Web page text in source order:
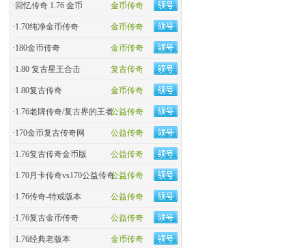
金币传奇
· 回忆传奇 1.76 金币
金币传奇
·1.70纯净金币传奇
金币传奇
·180金币传奇
复古传奇
·1.80 复古星王合击
金币传奇
·1.80复古传奇
公益传奇
·1.76老牌传奇/复古界的王者
公益传奇
·170金币复古传奇网
公益传奇
·1.76复古传奇金币版
公益传奇
·1.70月卡传奇vs170公益传奇
公益传奇
·1.76传奇-特戒版本
公益传奇
·1.76复古金币传奇
金币传奇
·1.76经典老版本